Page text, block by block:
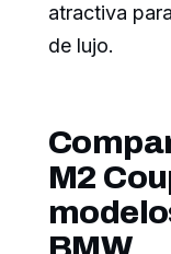
atractiva
de lujo.
M2